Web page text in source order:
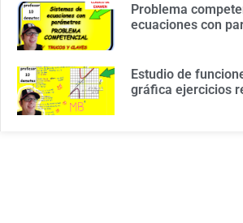
Problema
ecuaciones con
Estudio de
gráfica ejercicios